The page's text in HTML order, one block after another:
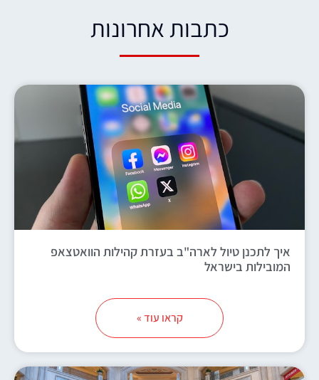
כתבות אחרונות​
איך לתכנן טיול לארה"ב בעזרת קהילות הוואטצאפ
המובילות בישראל
קראו עוד »